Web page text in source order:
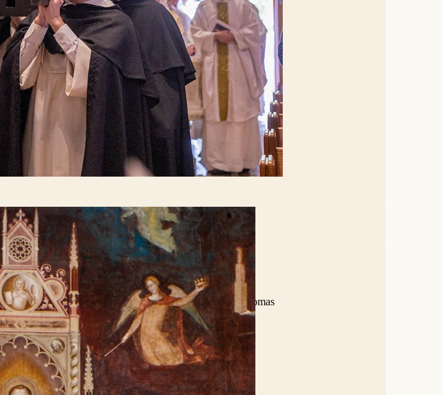
broeders in Zwolle en van 4 tot 6 april bij de broeders in
nog altijd bestudeerd en verspreid. Thomas was in de
Zijn wetenschappelijke werk legt getuigenis af van zijn
aanging met filosofische en theologische stemmen binnen en
verleden.
in zijn
Summa theologiae, en om zijn heilige levenswandel
hij ook uitgeroepen tot kerkleraar, met als titel de
in en rond het Dominicanenklooster. Zoals:
Broerekerk. Op beide plekken zijn schilderingen over Thomas
voor deze tijd.
hymnen van Thomas' hand ook zullen klinken.